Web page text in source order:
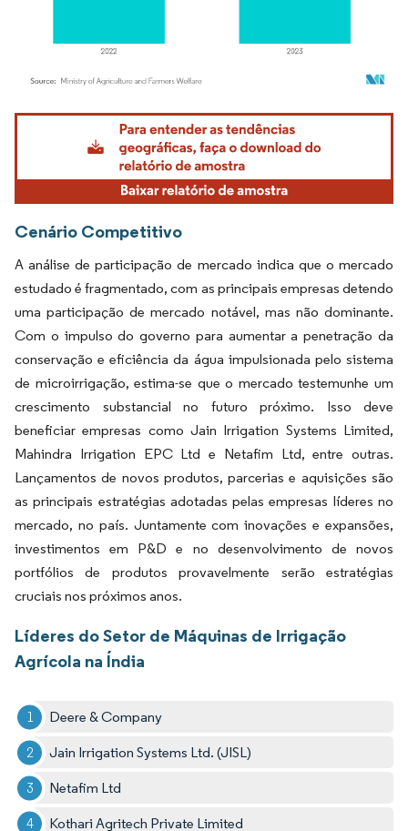
Imagem © Mordor Intelligence. O reuso requer atribuição conforme CC BY 4.0.
Cenário Competitivo
A análise de participação de mercado indica que o mercado
estudado é fragmentado, com as principais empresas detendo
uma participação de mercado notável, mas não dominante.
Com o impulso do governo para aumentar a penetração da
conservação e eficiência da água impulsionada pelo sistema
de microirrigação, estima-se que o mercado testemunhe um
crescimento substancial no futuro próximo. Isso deve
beneficiar empresas como Jain Irrigation Systems Limited,
Mahindra Irrigation EPC Ltd e Netafim Ltd, entre outras.
Lançamentos de novos produtos, parcerias e aquisições são
as principais estratégias adotadas pelas empresas líderes no
mercado, no país. Juntamente com inovações e expansões,
investimentos em P&D e no desenvolvimento de novos
portfólios de produtos provavelmente serão estratégias
cruciais nos próximos anos.
Líderes do Setor de Máquinas de Irrigação
Agrícola na Índia
Deere & Company
Jain Irrigation Systems Ltd. (JISL)
Netafim Ltd
Kothari Agritech Private Limited